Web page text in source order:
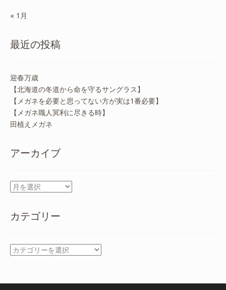
« 1月
最近の投稿
迎春万歳
【北海道の冬道から命を守るサングラス】
【メガネを必要と思ってない方が実は1番必要】
【メガネ職人冥利に尽きる時】
田植えメガネ
アーカイブ
ア
イ
カテゴリー
カ